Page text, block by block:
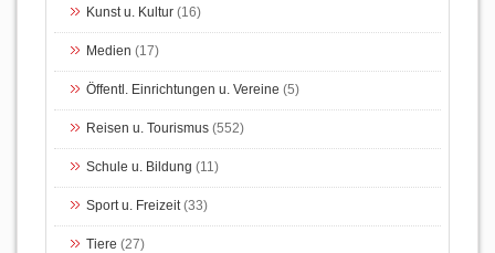
Kunst u. Kultur (16)
Medien (17)
Öffentl. Einrichtungen u. Vereine (5)
Reisen u. Tourismus (552)
Schule u. Bildung (11)
Sport u. Freizeit(33)
Tiere (27)